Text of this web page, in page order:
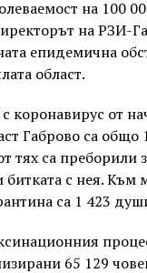
на 100
на РЗИ-
епидемична
област.
коронавирус от
Габрово са общо
тях са преборили
битката с нея. Към
са 1 423
65 129